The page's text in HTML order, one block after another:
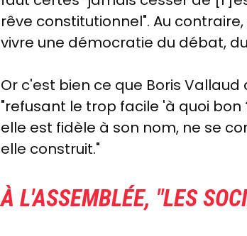
rêve constitutionnel". Au
vivre une démocratie du débat,
Or c'est bien ce que Boris
"refusant le trop facile 'à quoi bon
elle est fidèle à son nom, ne se
elle construit."
À L'ASSEMBLÉE, "LES